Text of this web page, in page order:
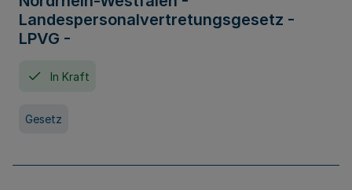
Landespersonalvertretungsgesetz -
LPVG -
In Kraft
Gesetz